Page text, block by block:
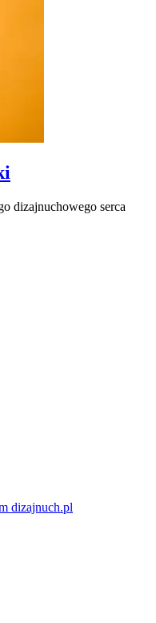
dizajnuchowego serca
dizajnuch.pl